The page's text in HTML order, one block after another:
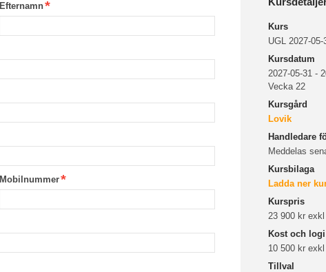
Efternamn
Mobilnummer
Kurs
UGL 2027-
Kursdatum
2027-05-31 -
Vecka 22
Kursgård
Lovik
Handledare
Meddelas
Kursbilaga
Ladda ner
Kurspris
23 900 kr
Kost och logi
10 500 kr
Tillval